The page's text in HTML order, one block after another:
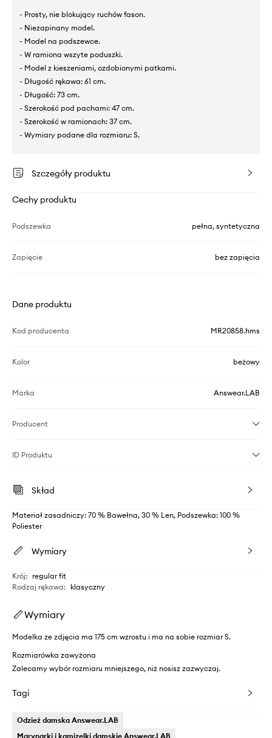
- Prosty, nie blokujący ruchów fason.
- Niezapinany model.
- Model na podszewce.
- W ramiona wszyte poduszki.
- Model z kieszeniami, ozdobionymi patkami.
- Długość rękawa: 61 cm.
- Długość: 73 cm.
- Szerokość pod pachami: 47 cm.
- Szerokość w ramionach: 37 cm.
- Wymiary podane dla rozmiaru: S.
Szczegóły produktu
Cechy produktu
Podszewka pełna, syntetyczna
Zapięcie bez zapięcia
Dane produktu
Kod producenta MR20858.hms
Kolor beżowy
Marka Answear.LAB
Producent
ID Produktu
Skład
Materiał zasadniczy: 70 % Bawełna, 30 % Len, Podszewka: 100 %
Poliester
Wymiary
Krój: regular fit
Rodzaj rękawa: klasyczny
Wymiary
Modelka ze zdjęcia ma 175 cm wzrostu i ma na sobie rozmiar S.
Rozmiarówka zawyżona
Zalecamy wybór rozmiaru mniejszego, niż nosisz zazwyczaj.
Tagi
Odzież damska Answear.LAB
Marynarki i kamizelki damskie Answear.LAB